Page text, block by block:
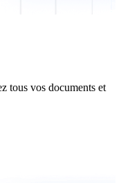
tous vos documents et